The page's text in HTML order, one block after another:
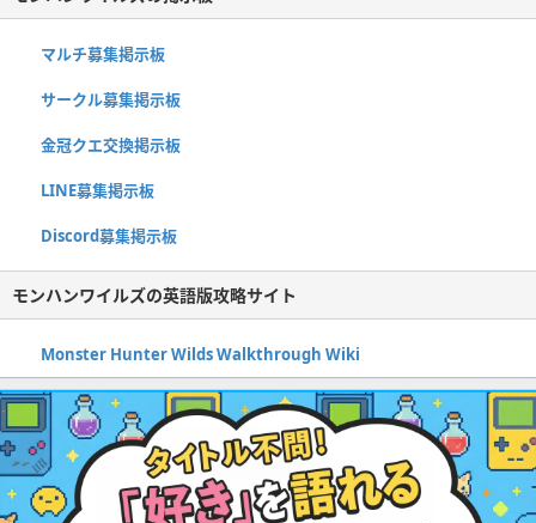
マルチ募集掲示板
サークル募集掲示板
金冠クエ交換掲示板
LINE募集掲示板
Discord募集掲示板
モンハンワイルズの英語版攻略サイト
Monster Hunter Wilds Walkthrough Wiki